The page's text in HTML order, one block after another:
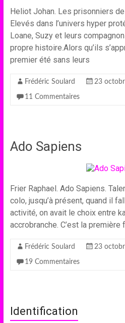
Heliot Johan. Les prisonniers
Elevés dans l’univers hyper
Loane, Suzy et leurs
propre histoire.Alors qu’ils
premier été sans leurs
Frédéric Soulard 23
11 Commentaires
Ado Sapiens
Frier Raphael. Ado Sapiens.
colo, jusqu’à présent, quand il
activité, on avait le choix entre
accrobranche. C’est la première
Frédéric Soulard 23
19 Commentaires
Identification